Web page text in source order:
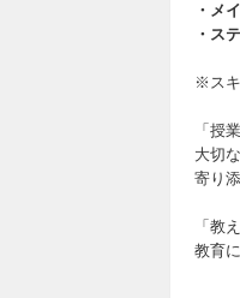
・メ
・ス
※ス
「授
大切
寄り
「教
教育